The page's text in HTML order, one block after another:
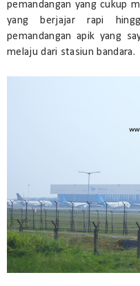
pemandangan yang cukup
yang berjajar rapi
pemandangan apik yang
melaju dari stasiun bandara.